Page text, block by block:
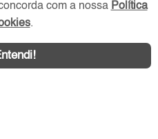
com a nossa Política
.